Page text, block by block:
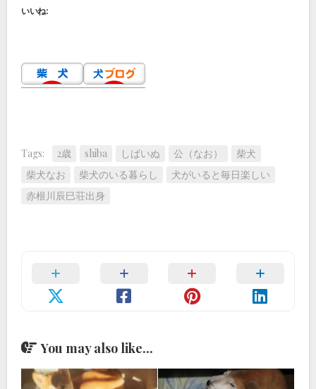
いいね:
Tags: 2歳 shiba しばいぬ 公（なお）
柴犬
柴犬なお
柴犬のいる暮らし
犬がいると毎日楽しい
赤根川辰巳荘出身
You may also like...